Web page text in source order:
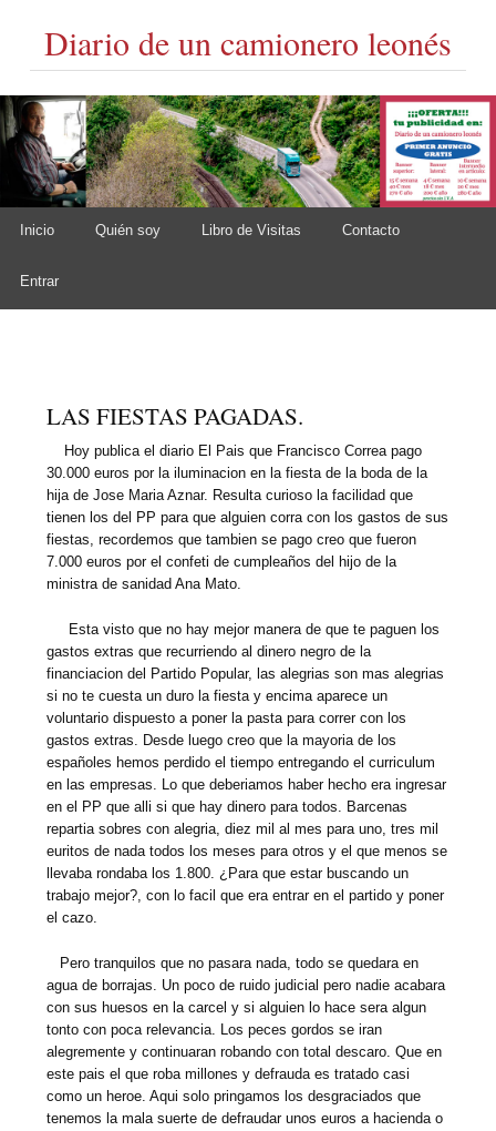
Diario de un camionero leonés
Main menu
Skip to content
Inicio Quién soy Libro de Visitas Contacto
Entrar
LAS FIESTAS PAGADAS.
Hoy publica el diario El Pais que Francisco Correa pago
30.000 euros por la iluminacion en la fiesta de la boda de la
hija de Jose Maria Aznar. Resulta curioso la facilidad que
tienen los del PP para que alguien corra con los gastos de sus
fiestas, recordemos que tambien se pago creo que fueron
7.000 euros por el confeti de cumpleaños del hijo de la
ministra de sanidad Ana Mato.
Esta visto que no hay mejor manera de que te paguen los
gastos extras que recurriendo al dinero negro de la
financiacion del Partido Popular, las alegrias son mas alegrias
si no te cuesta un duro la fiesta y encima aparece un
voluntario dispuesto a poner la pasta para correr con los
gastos extras. Desde luego creo que la mayoria de los
españoles hemos perdido el tiempo entregando el curriculum
en las empresas. Lo que deberiamos haber hecho era ingresar
en el PP que alli si que hay dinero para todos. Barcenas
repartia sobres con alegria, diez mil al mes para uno, tres mil
euritos de nada todos los meses para otros y el que menos se
llevaba rondaba los 1.800. ¿Para que estar buscando un
trabajo mejor?, con lo facil que era entrar en el partido y poner
el cazo.
Pero tranquilos que no pasara nada, todo se quedara en
agua de borrajas. Un poco de ruido judicial pero nadie acabara
con sus huesos en la carcel y si alguien lo hace sera algun
tonto con poca relevancia. Los peces gordos se iran
alegremente y continuaran robando con total descaro. Que en
este pais el que roba millones y defrauda es tratado casi
como un heroe. Aqui solo pringamos los desgraciados que
tenemos la mala suerte de defraudar unos euros a hacienda o